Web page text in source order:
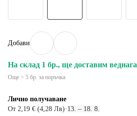
Добави
На склад 1 бр., ще доставим веднага
Още > 5 бр. за поръчка
Лично получаване
От 2,19 € (4,28 Лв)· 13. – 18. 8.